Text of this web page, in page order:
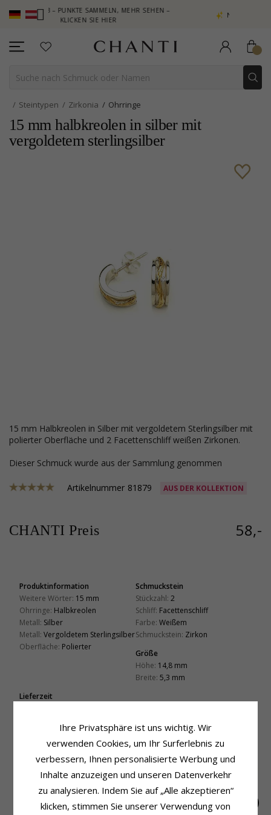
– PUNKTE SAMMELN, MEHR SEHEN –
KLICKEN SIE HIER
NEW COLLECTION | AURA
Steintypen Zirkonia Ohrringe
15 mm halbkreolen in silber mit
vergoldetem sterlingsilber
15 mm Halbkreolen in Silber mit vergoldetem Sterlingsilber mit
polierter Oberfläche und 2 Facettenschliff weißen Zirkonen.
Dieser Schmuck wurde aus der Sammlung genommen
Artikelnummer 81879 AUS DER KOLLEKTION
CHANTI Preis 58,-
Produktinformation
Weitere Wörter: 15 mm
Ohrringe: Halbkreolen
Metall: Silber
Metall: Vergoldetem Sterlingsilber
Oberfläche: Polierter
Schmuckstein
Stückzahl: 2
Schliff: Facettenschliff
Farbe: Weißem
Schmuckstein: Zirkon
Größe
Höhe: 14,8 mm
Breite: 5,3 mm
Lieferzeit
VERWANDTE PRODUKTE
SALE 60%
Ihre Privatsphäre ist uns wichtig. Wir
verwenden Cookies, um Ihr Surferlebnis zu
verbessern, Ihnen personalisierte Werbung und
Inhalte anzuzeigen und unseren Datenverkehr
zu analysieren. Indem Sie auf „Alle akzeptieren“
klicken, stimmen Sie unserer Verwendung von